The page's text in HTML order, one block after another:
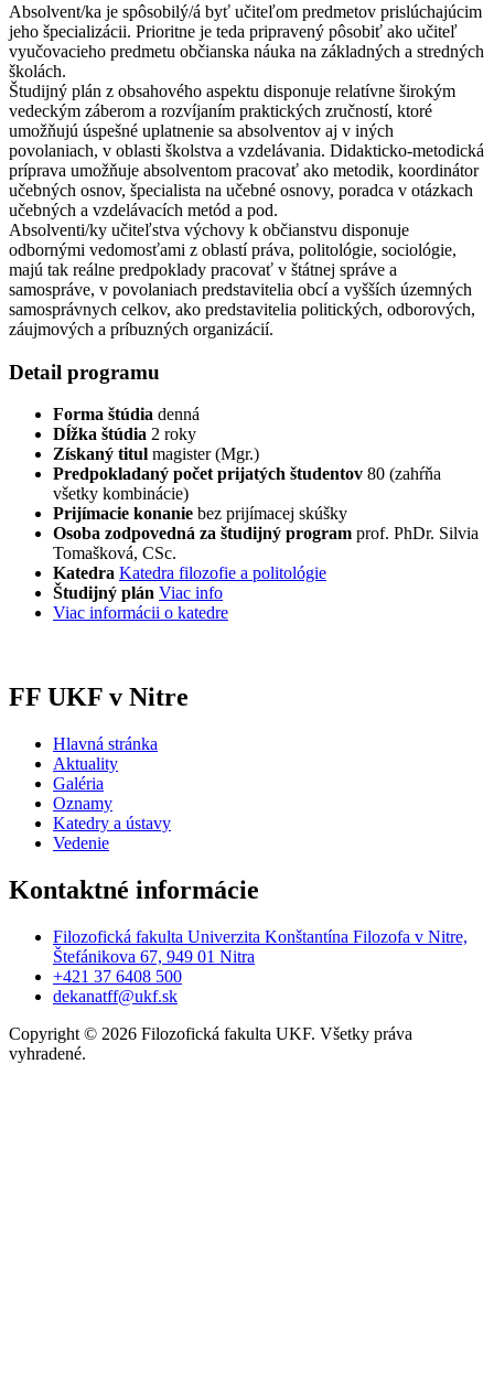
Absolvent/ka je spôsobilý/á byť učiteľom predmetov prislúchajúcim
jeho špecializácii. Prioritne je teda pripravený pôsobiť ako učiteľ
vyučovacieho predmetu občianska náuka na základných a stredných
školách.
Študijný plán z obsahového aspektu disponuje relatívne širokým
vedeckým záberom a rozvíjaním praktických zručností, ktoré
umožňujú úspešné uplatnenie sa absolventov aj v iných
povolaniach, v oblasti školstva a vzdelávania. Didakticko-metodická
príprava umožňuje absolventom pracovať ako metodik, koordinátor
učebných osnov, špecialista na učebné osnovy, poradca v otázkach
učebných a vzdelávacích metód a pod.
Absolventi/ky učiteľstva výchovy k občianstvu disponuje
odbornými vedomosťami z oblastí práva, politológie, sociológie,
majú tak reálne predpoklady pracovať v štátnej správe a
samospráve, v povolaniach predstavitelia obcí a vyšších územných
samosprávnych celkov, ako predstavitelia politických, odborových,
záujmových a príbuzných organizácií.
Detail programu
Forma štúdia denná
Dĺžka štúdia 2 roky
Získaný titul magister (Mgr.)
Predpokladaný počet prijatých študentov 80 (zahŕňa
všetky kombinácie)
Prijímacie konanie bez prijímacej skúšky
Osoba zodpovedná za študijný program prof. PhDr. Silvia
Tomašková, CSc.
Katedra Katedra filozofie a politológie
Študijný plán Viac info
Viac informácii o katedre
FF UKF v Nitre
Hlavná stránka
Aktuality
Galéria
Oznamy
Katedry a ústavy
Vedenie
Kontaktné informácie
Filozofická fakulta Univerzita Konštantína Filozofa v Nitre,
Štefánikova 67, 949 01 Nitra
+421 37 6408 500
dekanatff@ukf.sk
Copyright © 2026 Filozofická fakulta UKF. Všetky práva
vyhradené.